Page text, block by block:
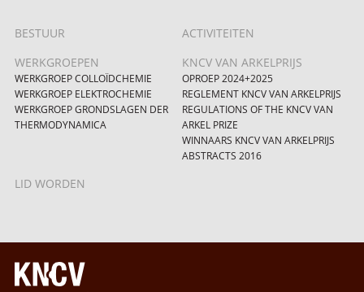
BESTUUR
ACTIVITEITEN
WERKGROEPEN
WERKGROEP COLLOÏDCHEMIE
WERKGROEP ELEKTROCHEMIE
WERKGROEP GRONDSLAGEN DER
THERMODYNAMICA
KNCV VAN ARKELPRIJS
OPROEP 2024+2025
REGLEMENT KNCV VAN ARKELPRIJS
REGULATIONS OF THE KNCV VAN
ARKEL PRIZE
WINNAARS KNCV VAN ARKELPRIJS
ABSTRACTS 2016
LID WORDEN